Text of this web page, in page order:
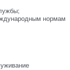
нормам